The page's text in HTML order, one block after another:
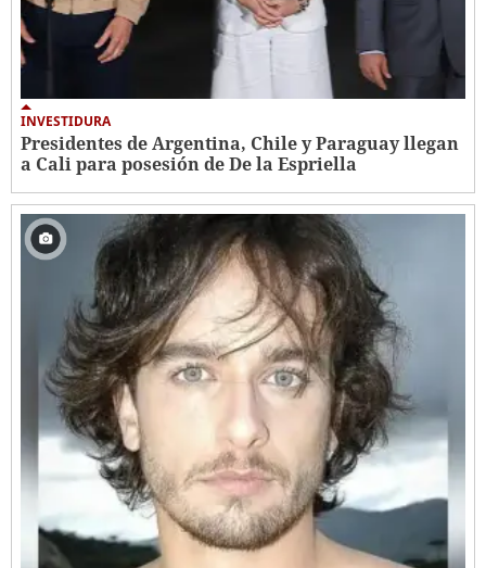
INVESTIDURA
Presidentes de Argentina, Chile y Paraguay llegan
a Cali para posesión de De la Espriella